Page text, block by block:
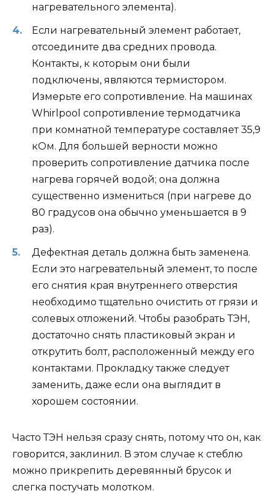
нагревательного элемента).
Если нагревательный элемент работает,
отсоедините два средних провода.
Контакты, к которым они были
подключены, являются термистором.
Измерьте его сопротивление. На машинах
Whirlpool сопротивление термодатчика
при комнатной температуре составляет 35,9
кОм. Для большей верности можно
проверить сопротивление датчика после
нагрева горячей водой; она должна
существенно измениться (при нагреве до
80 градусов она обычно уменьшается в 9
раз).
Дефектная деталь должна быть заменена.
Если это нагревательный элемент, то после
его снятия края внутреннего отверстия
необходимо тщательно очистить от грязи и
солевых отложений. Чтобы разобрать ТЭН,
достаточно снять пластиковый экран и
открутить болт, расположенный между его
контактами. Прокладку также следует
заменить, даже если она выглядит в
хорошем состоянии.
Часто ТЭН нельзя сразу снять, потому что он, как
говорится, заклинил. В этом случае к стеблю
можно прикрепить деревянный брусок и
слегка постучать молотком.